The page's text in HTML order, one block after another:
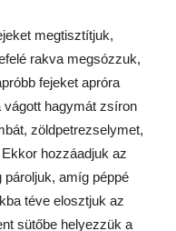
megtisztítjuk,
rakva megsózzuk,
fejeket apróra
hagymát zsíron
zöldpetrezselymet,
hozzáadjuk az
amíg péppé
téve elosztjuk az
sütőbe helyezzük a